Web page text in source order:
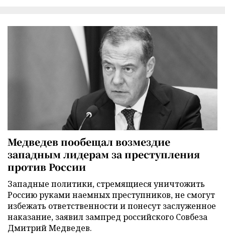
Медведев пообещал возмездие
западным лидерам за преступления
против России
Западные политики, стремящиеся уничтожить
Россию руками наемных преступников, не смогут
избежать ответственности и понесут заслуженное
наказание, заявил зампред российского Совбеза
Дмитрий Медведев.